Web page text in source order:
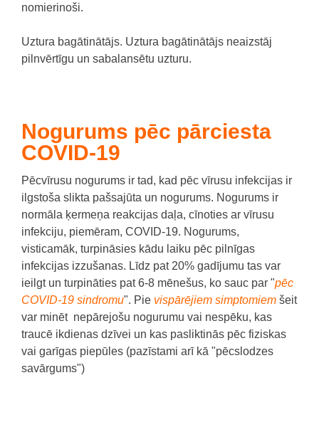
nomierinoši.
Uztura bagātinātājs. Uztura bagātinātājs neaizstāj
pilnvērtīgu un sabalansētu uzturu.
Nogurums pēc pārciesta
COVID-19
Pēcvīrusu nogurums ir tad, kad pēc vīrusu infekcijas ir
ilgstoša slikta pašsajūta un nogurums. Nogurums ir
normāla ķermeņa reakcijas daļa, cīnoties ar vīrusu
infekciju, piemēram, COVID-19. Nogurums,
visticamāk, turpināsies kādu laiku pēc pilnīgas
infekcijas izzušanas. Līdz pat 20% gadījumu tas var
ieilgt un turpināties pat 6-8 mēnešus, ko sauc par "pēc
COVID-19 sindromu". Pie vispārējiem simptomiem šeit
var minēt nepārejošu nogurumu vai nespēku, kas
traucē ikdienas dzīvei un kas pasliktinās pēc fiziskas
vai garīgas piepūles (pazīstami arī kā "pēcslodzes
savārgums")